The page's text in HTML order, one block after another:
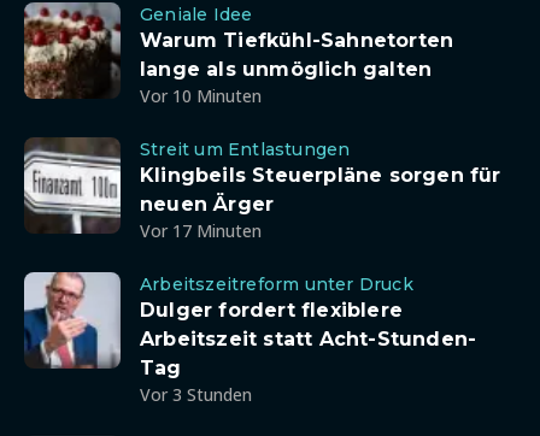
Geniale Idee
Warum Tiefkühl-Sahnetorten
lange als unmöglich galten
Vor 10 Minuten
Streit um Entlastungen
Klingbeils Steuerpläne sorgen für
neuen Ärger
Vor 17 Minuten
Arbeitszeitreform unter Druck
Dulger fordert flexiblere
Arbeitszeit statt Acht-Stunden-
Tag
Vor 3 Stunden